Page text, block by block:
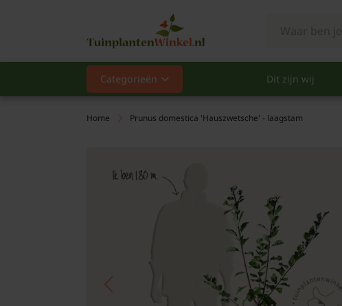
Categorieën Dit zijn wij
Categorieën
Populair
Heesters
Home Prunus domestica 'Hauszwetsche' - laagstam